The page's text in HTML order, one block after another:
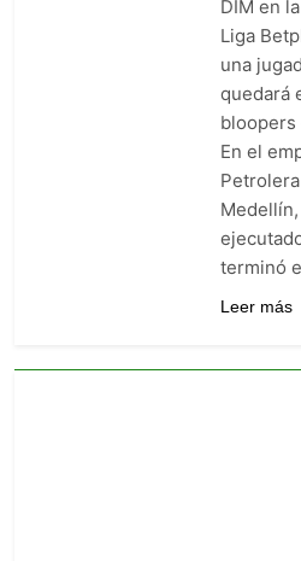
goleó 7-
líder de
6 Días Ago
Vuelve la
arranca
Arsenal
ante el
6 Días Ago
debut de
por
3-0 a
6 Días Ago
DIM en
Liga
una
quedará
bloopers
En el
terminó
Leer más